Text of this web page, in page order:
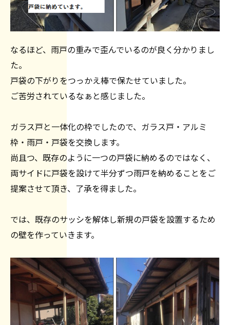
なるほど、雨戸の重みで歪んでいるのが良く分かりまし
た。
戸袋の下がりをつっかえ棒で保たせていました。
ご苦労されているなぁと感じました。
ガラス戸と一体化の枠でしたので、ガラス戸・アルミ
枠・雨戸・戸袋を交換します。
尚且つ、既存のように一つの戸袋に納めるのではなく、
両サイドに戸袋を設けて半分ずつ雨戸を納めることをご
提案させて頂き、了承を得ました。
では、既存のサッシを解体し新規の戸袋を設置するため
の壁を作っていきます。